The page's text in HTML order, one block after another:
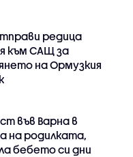
редица
към САЩ за
на Ормузкия
във Варна в
на родилката,
бебето си дни